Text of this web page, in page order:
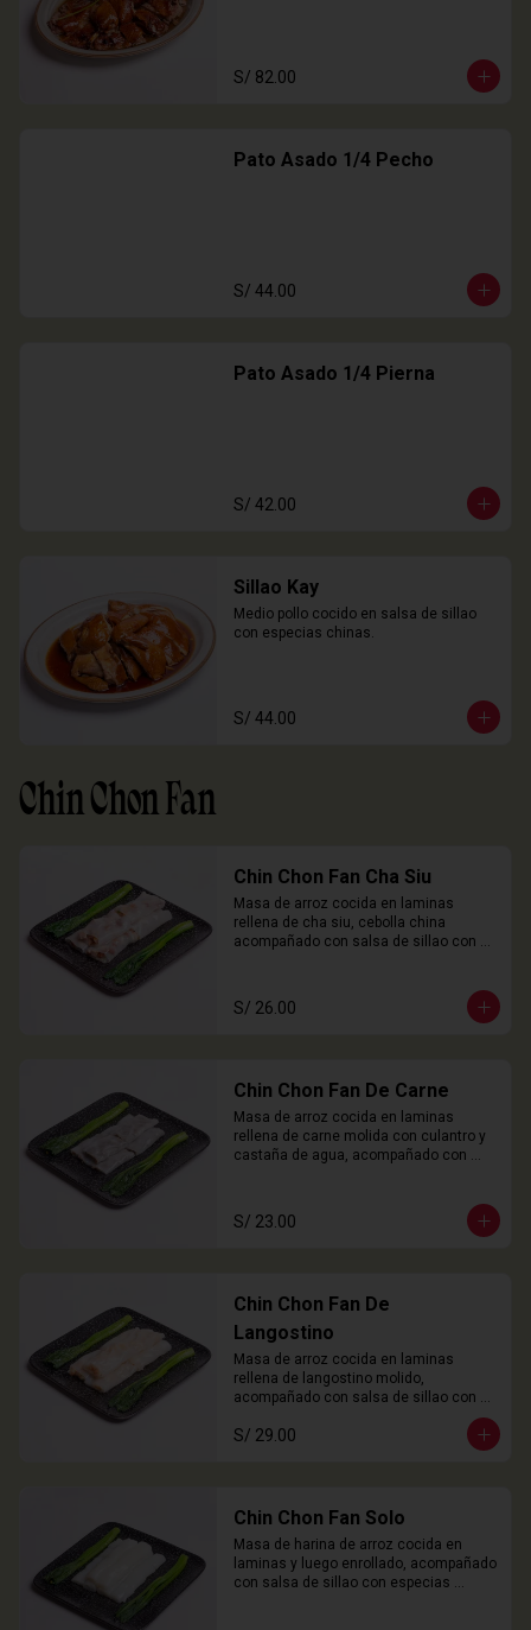
S/ 82.00
Pato Asado 1/4 Pecho
S/ 44.00
Pato Asado 1/4 Pierna
S/ 42.00
Sillao Kay
Medio pollo cocido en salsa de sillao
con especias chinas.
S/ 44.00
Chin Chon Fan
Chin Chon Fan Cha Siu
Masa de arroz cocida en laminas
rellena de cha siu, cebolla china
acompañado con salsa de sillao con
S/ 26.00
Chin Chon Fan De Carne
Masa de arroz cocida en laminas
rellena de carne molida con culantro y
castaña de agua, acompañado con
3 Unidades
S/ 23.00
Chin Chon Fan De
Langostino
Masa de arroz cocida en laminas
rellena de langostino molido,
acompañado con salsa de sillao con
3 Unidades
S/ 29.00
Chin Chon Fan Solo
Masa de harina de arroz cocida en
laminas y luego enrollado, acompañado
con salsa de sillao con especias